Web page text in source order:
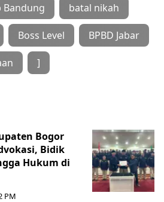
Bandung batal nikah
Boss Level BPBD Jabar
]
Bogor
Bidik
Hukum di
PM